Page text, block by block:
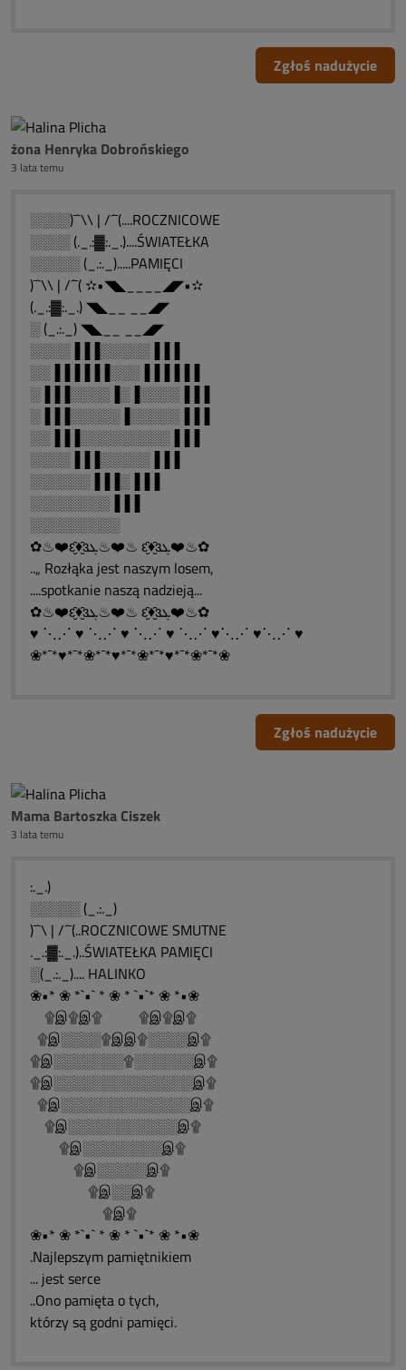
Zgłoś nadużycie
żona Henryka Dobrońskiego
3 lata temu
░░░░)¯`\\ | /´¯(....ROCZNICOWE
░░░░ (._.:▓:._.)....ŚWIATEŁKA
░░░░░ (_.:._).....PAMIĘCI
)¯`\\ | /´¯( ✫•◥◣____◢◤•✫
(._.:▓:._.) ◥◣__ __◢◤
░ (_.:._) ◥◣__ __◢◤
░░░░▐▐▐░░░░░▐▐▐
░░▐▐▐▐▐▐░░░▐▐▐▐▐▐
░▐▐▐░░░░▐░▐░░░░▐▐▐
░▐▐▐░░░░░▐░░░░░▐▐▐
░░▐▐▐░░░░░░░░░▐▐▐
░░░░▐▐▐░░░░░▐▐▐
░░░░░░▐▐▐░▐▐▐
░░░░░░░░▐▐▐
░░░░░░░░░
✿♨❤️ԑ̮̑♦̮̑ɜܓ♨❤️♨ ԑ̮̑♦̮̑ɜܓ❤️♨✿
..„ Rozłąka jest naszym losem,
....spotkanie naszą nadzieją...
✿♨❤️ԑ̮̑♦̮̑ɜܓ♨❤️♨ ԑ̮̑♦̮̑ɜܓ❤️♨✿
♥ ⋱⋰ ♥ ⋱⋰ ♥ ⋱⋰ ♥ ⋱⋰ ♥⋱⋰ ♥⋱⋰ ♥
❀*¯*♥*¯*❀*¯*♥*¯*❀*¯*♥*¯*❀*¯*❀
Zgłoś nadużycie
Mama Bartoszka Ciszek
3 lata temu
:._.)
░░░░░ (_.:._)
)¯`\ | /´¯(..ROCZNICOWE SMUTNE
._.:▓:._.)..ŚWIATEŁKA PAMIĘCI
░(_.:._).... HALINKO
❀•* ❀ *`•` * ❀ * `•`* ❀ *•❀
۩இ۩இ۩ ۩இ۩இ۩
۩இ░░░░۩இஇ۩░░░░இ۩
۩இ░░░░░░░۩░░░░░░இ۩
۩இ░░░░░░░░░░░░░░இ۩
۩இ░░░░░░░░░░░░░இ۩
۩இ░░░░░░░░░░░இ۩
۩இ░░░░░░░░இ۩
۩இ░░░░░இ۩
۩இ░░இ۩
۩இ۩
❀•* ❀ *`•` * ❀ * `•`* ❀ *•❀
.Najlepszym pamiętnikiem
... jest serce
..Ono pamięta o tych,
którzy są godni pamięci.